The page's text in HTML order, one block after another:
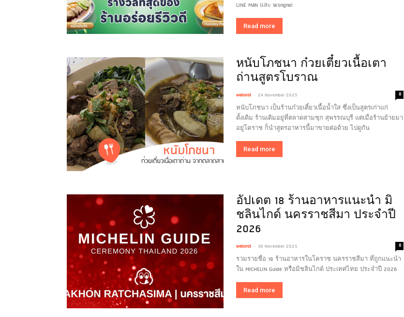
LINE MAN และ Wongnai
Read more
หนับโภชนา ก๋วยเตี๋ยวเนื้อเตา
ถ่านสูตรโบราณ
wekorat - 24 November 2025 0
หนับโภชนา เป็นร้านก๋วยเตี๋ยวเนื้อน้ำใส ซึ่งเป็นสูตรเก่าแก่
ดั้งเดิม ร้านเดิมอยู่ที่ตลาดสามชุก สุพรรณบุรี แต่เมื่อร้านย้ายมา
อยู่โคราช ก็นำสูตรอาหารนี้มาขายต่อด้วย ไปดูกัน
Read more
อัปเดต 18 ร้านอาหารแนะนำ มิ
ชลินไกด์ นครราชสีมา ประจำปี
2026
wekorat - 30 November 2025 0
รวมรายชื่อ 18 ร้านอาหารในโคราช นครราชสีมา ที่ถูกแนะนำ
ใน MICHELIN Guide หรือมิชลินไกด์ ประเทศไทย ประจำปี 2026
Read more